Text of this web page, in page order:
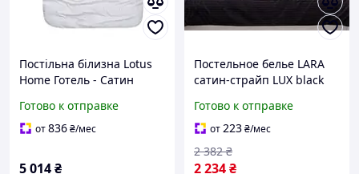
Постільна білизна Lotus
Home Готель - Сатин
сімейний
Готово к отправке
от836₴/мес
5 014₴
Постельное белье LARA
сатин-страйп LUX black
Готово к отправке
от223₴/мес
2 234₴
2 382 ₴